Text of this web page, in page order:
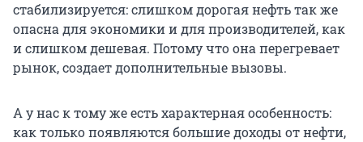
стабилизируется: слишком дорогая нефть так же
опасна для экономики и для производителей, как
и слишком дешевая. Потому что она перегревает
рынок, создает дополнительные вызовы.
А у нас к тому же есть характерная особенность:
как только появляются большие доходы от нефти,